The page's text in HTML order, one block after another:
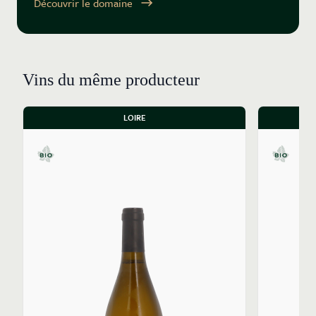
depuis 2008. Ils ont progressivement intégré les
lunaire. L'utilisation de produits naturels (soufre,
désherbants et pesticides sont proscrits.
La philosophie de vinification de Bertrand et Lise est
de laisser les vins "se faire naturellement. Ils estiment
que 95% de la qualité d'un vin provient de la vigne. Les
chaptalisation, acidification ou enzymes est proscrit.
En cave, les vinifications sont parcellaires pour
préserver l'identité de chaque terroir. Le transfert des
vins se fait par gravité, grâce à des installations sur trois
niveaux, minimisant les manipulations mécaniques. Le
pressurage est lent et doux.
Vins du même producteur
LOIRE